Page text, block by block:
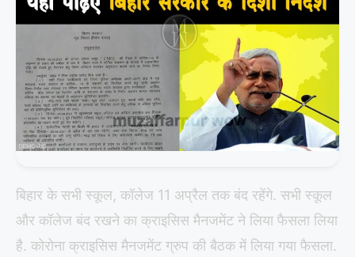
बिहार के सभी स्कूल, कॉलेज 11 अप्रैल तक बंद रहेंगे. सभी स्कूल
और कॉलेज बंद रखने का क्राइसिस मैनजमेंट ने लिया फैसला लिया
है. कोरोना क्राइसिस मैनजमेंट ग्रुप की बैठक में लिया गया फैसला.